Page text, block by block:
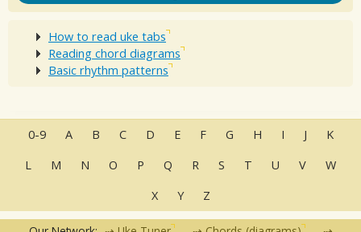
How to read uke tabs
Reading chord diagrams
Basic rhythm patterns
0-9 A B C D E F G H I J
K
L
M N O P Q R S T U V
W
X
Y Z